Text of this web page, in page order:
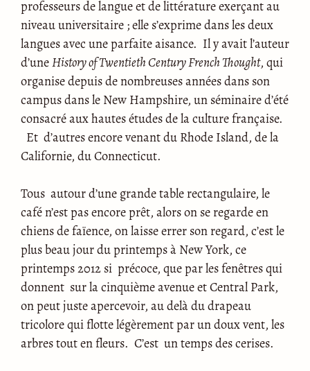
professeurs de langue et de littérature exerçant au
niveau universitaire ; elle s’exprime dans les deux
langues avec une parfaite aisance. Il y avait l’auteur
d’uneHistory of Twentieth Century French Thought, qui
organise depuis de nombreuses années dans son
campus dans le New Hampshire, un séminaire d’été
consacré aux hautes études de la culture française.
Et d’autres encore venant du Rhode Island, de la
Californie, du Connecticut.
Tous autour d’une grande table rectangulaire, le
café n’est pas encore prêt, alors on se regarde en
chiens de faïence, on laisse errer son regard, c’est le
plus beau jour du printemps à New York, ce
printemps 2012 si précoce, que par les fenêtres qui
donnent sur la cinquième avenue et Central Park,
on peut juste apercevoir, au delà du drapeau
tricolore qui flotte légèrement par un doux vent, les
arbres tout en fleurs. C’est un temps des cerises.